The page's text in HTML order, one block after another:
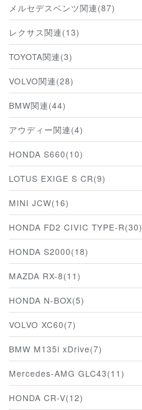
メルセデスベンツ関連(87)
レクサス関連(13)
TOYOTA関連(3)
VOLVO関連(28)
BMW関連(44)
アウディー関連(4)
HONDA S660(10)
LOTUS EXIGE S CR(9)
MINI JCW(16)
HONDA FD2 CIVIC TYPE-R(30)
HONDA S2000(18)
MAZDA RX-8(11)
HONDA N-BOX(5)
VOLVO XC60(7)
BMW M135i xDrive(7)
Mercedes-AMG GLC43(11)
HONDA CR-V(12)